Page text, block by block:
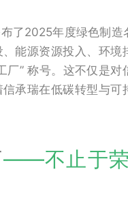
了2025年度绿色制造
能源资源投入、环境
厂” 称号。这不仅是对
承瑞在低碳转型与可
——不止于